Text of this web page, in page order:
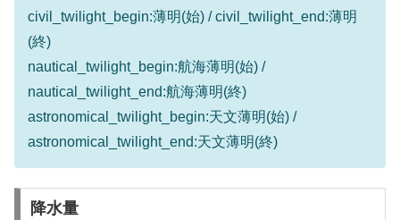
civil_twilight_begin:薄明(始) / civil_twilight_end:薄明
(終)
nautical_twilight_begin:航海薄明(始) /
nautical_twilight_end:航海薄明(終)
astronomical_twilight_begin:天文薄明(始) /
astronomical_twilight_end:天文薄明(終)
降水量